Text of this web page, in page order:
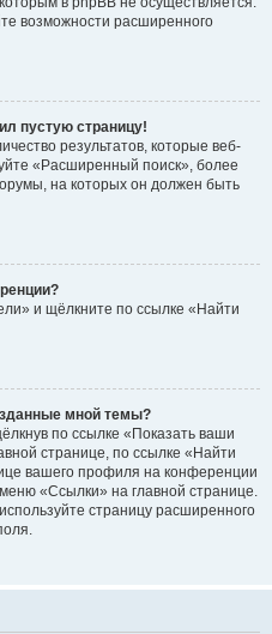
возможности расширенного
пустую страницу!
результатов, которые веб-
«Расширенный поиск», более
на которых он должен быть
и щёлкните по ссылке «Найти
мной темы?
по ссылке «Показать ваши
странице, по ссылке «Найти
вашего профиля на конференции
«Ссылки» на главной странице.
страницу расширенного